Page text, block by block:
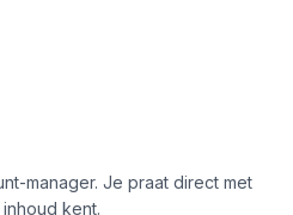
manager. Je praat direct met
kent.